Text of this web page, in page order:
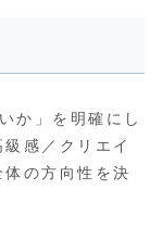
か」を明確にし
感／クリエイ
の方向性を決